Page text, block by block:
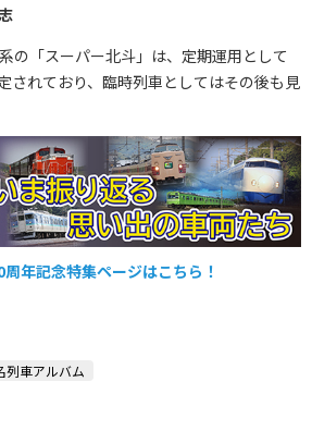
の「スーパー北斗」は、定期運用として
されており、臨時列車としてはその後も見
年記念特集ページはこちら！
列車アルバム